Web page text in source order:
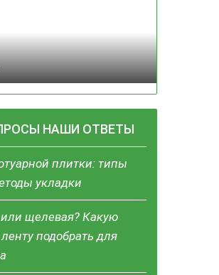
НАШИ ОТВЕТЫ
плитки: типы
укладки
щелевая? Какую
подобрать для